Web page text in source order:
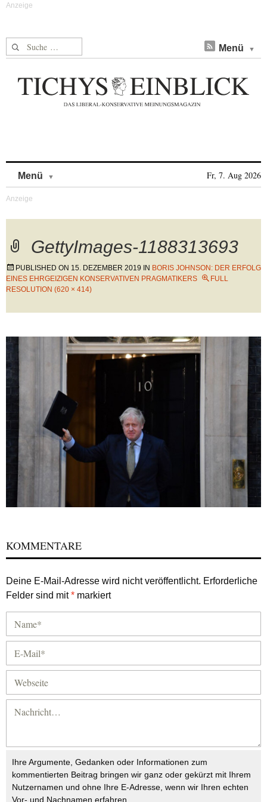
Suche nach: Menü
Menü Fr, 7. Aug 2026
GettyImages-1188313693
PUBLISHED ON 15. DEZEMBER 2019 IN BORIS JOHNSON: DER ERFOLG
EINES EHRGEIZIGEN KONSERVATIVEN PRAGMATIKERS
FULL
RESOLUTION (620 × 414)
KOMMENTARE
Deine E-Mail-Adresse wird nicht veröffentlicht. Erforderliche
Felder sind mit* markiert
Ihre Argumente, Gedanken oder Informationen zum
kommentierten Beitrag bringen wir ganz oder gekürzt mit Ihrem
Nutzernamen und ohne Ihre E-Adresse, wenn wir Ihren echten
Vor- und Nachnamen erfahren.